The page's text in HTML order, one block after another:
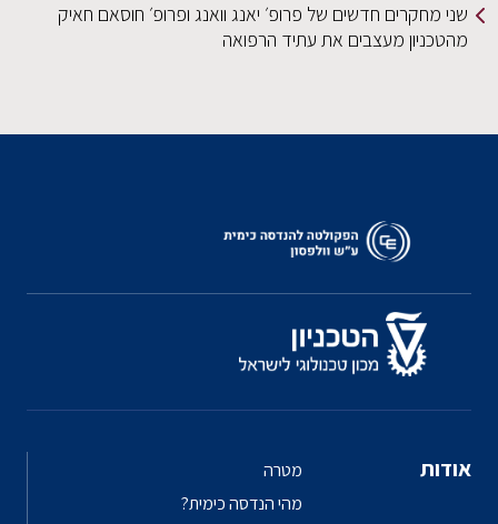
שני מחקרים חדשים של פרופ׳ יאנג וואנג ופרופ׳ חוסאם חאיק
מהטכניון מעצבים את עתיד הרפואה
אודות
מטרה
מהי הנדסה כימית?